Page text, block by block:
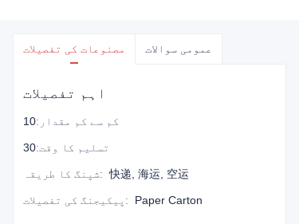
مصنوعات کی تفصیلات عمومی سوالات
اہم تفصیلات
کم سے کم مقدار :
10
تسلیم کا وقت:
30
شپنگ کا طریقہ: 快递, 海运, 空运
پیکیجنگ کی تفصیلات : Paper Carton